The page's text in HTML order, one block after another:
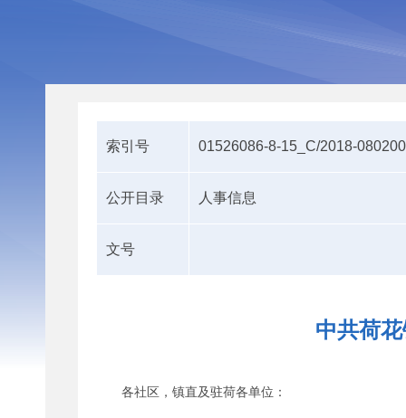
索引号 01526086-8-15_C/2018-
公开目录 人事信息
文号
中共荷
各社区，镇直及驻荷各单位：